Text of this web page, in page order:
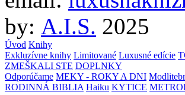
by: A.I.S. 2025
Úvod Knihy
Exkluzívne knihy Limitované Luxusné edície
ZMEŠKALI STE DOPLNKY
Odporúčame MEKY - ROKY A DNI
RODINNÁ BIBLIA Haiku KYTICE